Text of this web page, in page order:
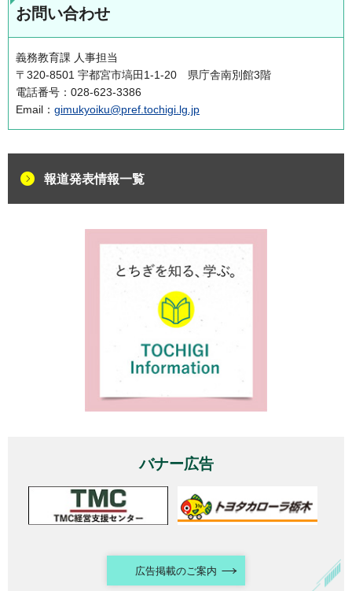
お問い合わせ
義務教育課 人事担当
〒320-8501 宇都宮市塙田1-1-20 県庁舎南別館3階
電話番号：028-623-3386
Email： gimukyoiku@pref.tochigi.lg.jp
報道発表情報一覧
バナー広告
広告掲載のご案内